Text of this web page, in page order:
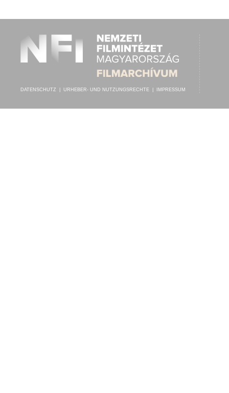
DATENSCHUTZ URHEBER- UND NUTZUNGSRECHTE IMPRESSUM